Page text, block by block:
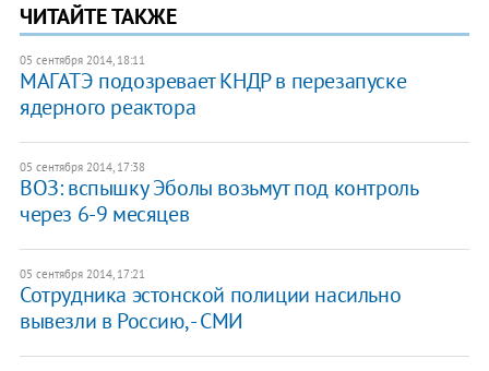
ЧИТАЙТЕ ТАКЖЕ
05 сентября 2014, 18:11
МАГАТЭ подозревает КНДР в перезапуске
ядерного реактора
05 сентября 2014, 17:38
​ВОЗ: вспышку Эболы возьмут под контроль
через 6-9 месяцев
05 сентября 2014, 17:21
Сотрудника эстонской полиции насильно
вывезли в Россию, - СМИ